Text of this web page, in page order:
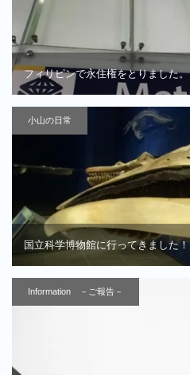
フィリピンで永住権をとりました。
小山の日常
国立科学博物館に行ってきました！
Information －ご報告－